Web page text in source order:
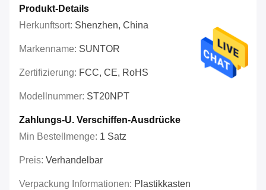
Produkt-Details
Herkunftsort: Shenzhen, China
Markenname: SUNTOR
Zertifizierung: FCC, CE, RoHS
Modellnummer: ST20NPT
Zahlungs-U. Verschiffen-Ausdrücke
Min Bestellmenge: 1 Satz
Preis: Verhandelbar
Verpackung Informationen: Plastikkasten